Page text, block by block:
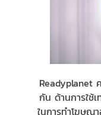
Readyplanet
กัน ด้านการใช้
ในการทำโฆษณ